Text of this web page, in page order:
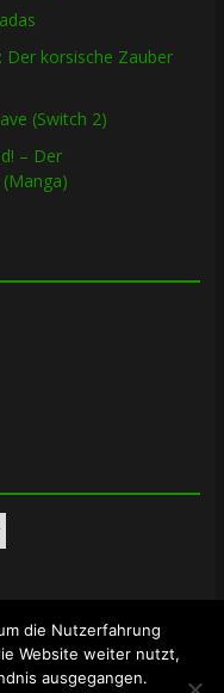
Der korsische Zauber
(Switch 2)
– Der
. Alle Rechte vorbehalten.
. Bereitgestellt von
die Nutzerfahrung
Website weiter nutzt,
ausgegangen.